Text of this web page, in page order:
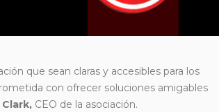
que sean claras y accesibles para los
con ofrecer soluciones amigables
Clark, CEO de la asociación.